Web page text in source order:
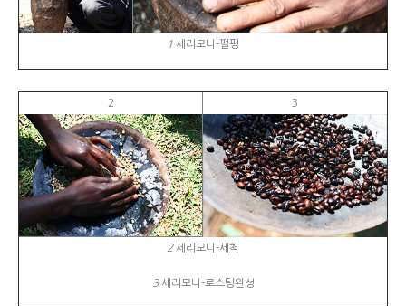
1 세리모니-펄핑
2 3
2 세리모니-세척
3 세리모니-로스팅완성